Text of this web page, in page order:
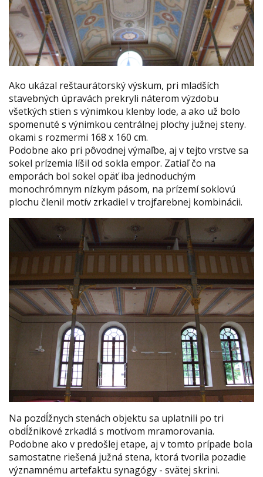
Ako ukázal reštaurátorský výskum, pri mladších
stavebných úpravách prekryli náterom výzdobu
všetkých stien s výnimkou klenby lode, a ako už bolo
spomenuté s výnimkou centrálnej plochy južnej steny.
okami s rozmermi 168 x 160 cm.
Podobne ako pri pôvodnej výmaľbe, aj v tejto vrstve sa
sokel prízemia líšil od sokla empor. Zatiaľ čo na
emporách bol sokel opäť iba jednoduchým
monochrómnym nízkym pásom, na prízemí soklovú
plochu členil motív zrkadiel v trojfarebnej kombinácii.
Na pozdĺžnych stenách objektu sa uplatnili po tri
obdĺžnikové zrkadlá s motívom mramorovania.
Podobne ako v predošlej etape, aj v tomto prípade bola
samostatne riešená južná stena, ktorá tvorila pozadie
významnému artefaktu synagógy - svätej skrini.